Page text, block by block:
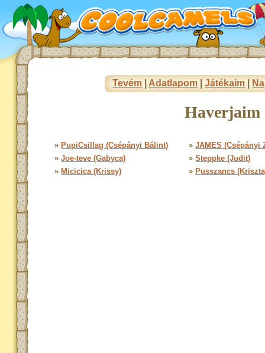
Tevém Adatlapom |Játékaim
Haverjaim
» PupiCsillag (Csépányi Bálint) »JAMES (Csépányi
»Joe-teve (Gabyca) »Steppke (Judit)
» Micicica (Krissy) » Pusszancs